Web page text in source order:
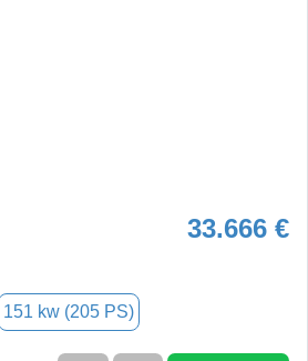
33.666 €
151 kw (205 PS)